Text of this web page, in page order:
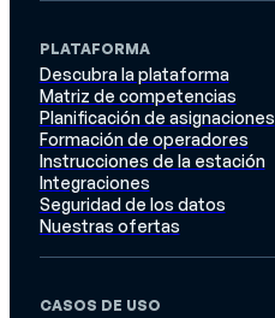
PLATAFORMA
Descubra la plataforma
Matriz de competencias
Planificación de asignaciones
Formación de operadores
Instrucciones de la estación
Integraciones
Seguridad de los datos
Nuestras ofertas
CASOS DE USO